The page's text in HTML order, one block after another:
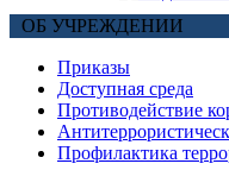
ОБ УЧРЕЖДЕНИИ
Приказы
Доступная среда
Противодействие
Профилактика